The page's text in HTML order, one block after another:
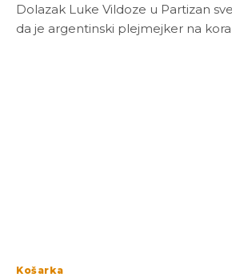
Dolazak Luke Vildoze u Partizan
da je argentinski plejmejker na
Košarka